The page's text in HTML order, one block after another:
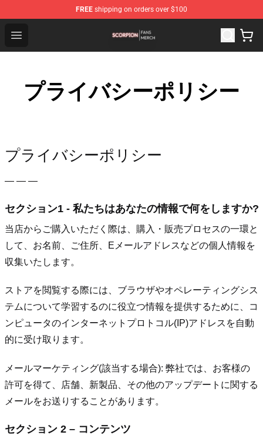
FREE shipping on orders over $100
Open menu
Scorpion Shop - Official Scorpion Merchandise Store
プライバシーポリシー
プライバシーポリシー
— — —
セクション1 - 私たちはあなたの情報で何をしますか?
当店からご購入いただく際は、購入・販売プロセスの一環と
して、お名前、ご住所、Eメールアドレスなどの個人情報を
収集いたします。
ストアを閲覧する際には、ブラウザやオペレーティングシス
テムについて学習するのに役立つ情報を提供するために、コ
ンピュータのインターネットプロトコル(IP)アドレスを自動
的に受け取ります。
メールマーケティング(該当する場合): 弊社では、お客様の
許可を得て、店舗、新製品、その他のアップデートに関する
メールをお送りすることがあります。
セクション 2 – コンテンツ